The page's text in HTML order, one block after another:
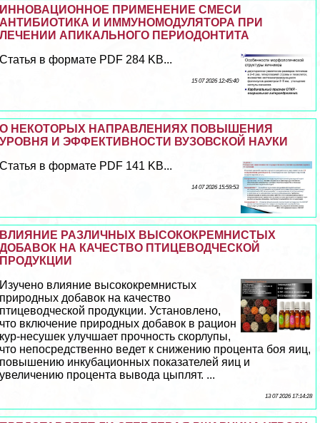
ИННОВАЦИОННОЕ ПРИМЕНЕНИЕ СМЕСИ
АНТИБИОТИКА И ИММУНОМОДУЛЯТОРА ПРИ
ЛЕЧЕНИИ АПИКАЛЬНОГО ПЕРИОДОНТИТА
Статья в формате PDF 284 KB...
15 07 2026 12:45:40
О НЕКОТОРЫХ НАПРАВЛЕНИЯХ ПОВЫШЕНИЯ
УРОВНЯ И ЭФФЕКТИВНОСТИ ВУЗОВСКОЙ НАУКИ
Статья в формате PDF 141 KB...
14 07 2026 15:59:53
ВЛИЯНИЕ РАЗЛИЧНЫХ ВЫСОКОКРЕМНИСТЫХ
ДОБАВОК НА КАЧЕСТВО ПТИЦЕВОДЧЕСКОЙ
ПРОДУКЦИИ
Изучено влияние высококремнистых
природных добавок на качество
птицеводческой продукции. Установлено,
что включение природных добавок в рацион
кур-несушек улучшает прочность скорлупы,
что непосредственно ведет к снижению процента боя яиц,
повышению инкубационных показателей яиц и
увеличению процента вывода цыплят. ...
13 07 2026 17:14:28